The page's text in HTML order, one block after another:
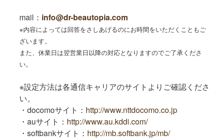
mail： info@dr-beautopia.com
※内容によっては回答をさしあげるのにお時間をいただくこともご
ざいます。
また、休業日は翌営業日以降の対応となりますのでご了承くださ
い。
※設定方法は各通信キャリアのサイトよりご確認くださ
い。
・docomoサイト： http://www.nttdocomo.co.jp
・auサイト： http://www.au.kddi.com/
・softbankサイト： http://mb.softbank.jp/mb/